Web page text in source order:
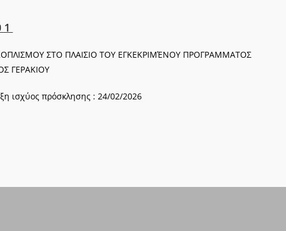
ΣΤΟ ΠΛΑΙΣΙΟ ΤΟΥ ΕΓΚΕΚΡΙΜΈΝΟΥ ΠΡΟΓΡΑΜΜΑΤΟΣ
ΓΕΡΑΚΙΟΥ
ισχύος πρόσκλησης : 24/02/2026